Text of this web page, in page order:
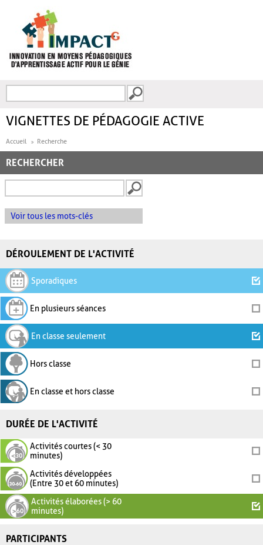
FORMULAIRE DE
VIGNETTES DE PÉDAGOGIE ACTIVE
Accueil Recherche
RECHERCHER
Voir tous les mots-clés
DÉROULEMENT DE L'ACTIVITÉ
Sporadiques
En plusieurs séances
En classe seulement
Hors classe
En classe et hors classe
DURÉE DE L'ACTIVITÉ
Activités courtes (< 30
minutes)
Activités développées
(Entre 30 et 60 minutes)
Activités élaborées (> 60
minutes)
PARTICIPANTS